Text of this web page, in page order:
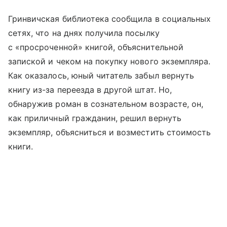
Гринвичская библиотека сообщила в социальных
сетях, что на днях получила посылку
с «просроченной» книгой, объяснительной
запиской и чеком на покупку нового экземпляра.
Как оказалось, юный читатель забыл вернуть
книгу из-за переезда в другой штат. Но,
обнаружив роман в сознательном возрасте, он,
как приличный гражданин, решил вернуть
экземпляр, объясниться и возместить стоимость
книги.